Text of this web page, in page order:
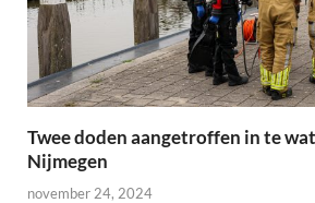
Twee doden aangetroffen in te
Nijmegen
november 24, 2024